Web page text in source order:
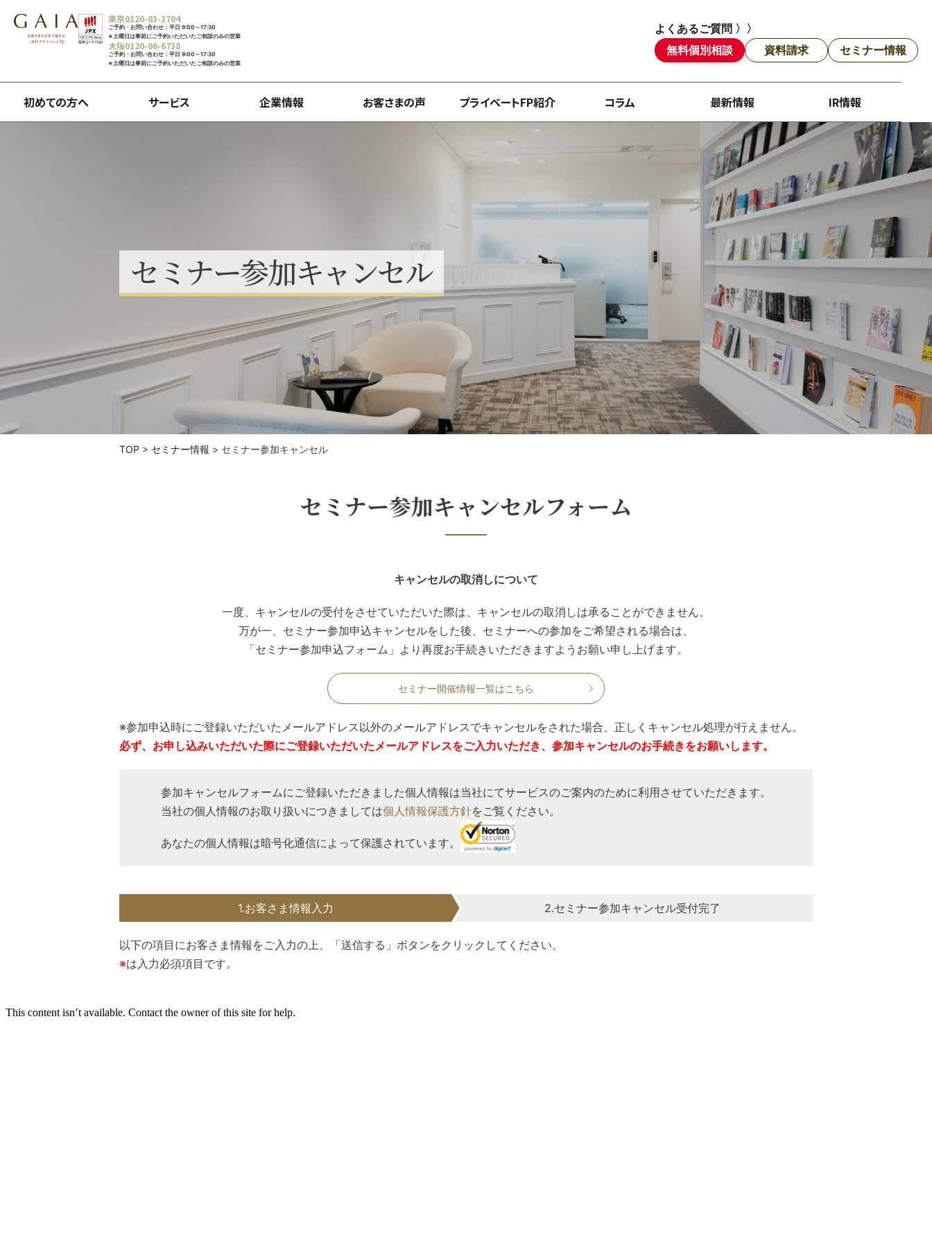
東京0120-03-3704
ご予約・お問い合わせ：平日 9:00～17:30
※土曜日は事前にご予約いただいたご相談のみの営業
大阪0120-06-6738
ご予約・お問い合わせ：平日 9:00～17:30
※土曜日は事前にご予約いただいたご相談のみの営業
よくあるご質問 〉〉
無料個別相談
資料請求 セミナー情報
初めての方へ サービス 企業情報 お客さまの声 プライベートFP紹介 コラム 最新情報 IR情報
セ ミ ナー参加キャ ンセル
TOP > セミナー情報 > セミナー参加キャンセル
セミナー参加キャンセルフォーム
キャンセルの取消しについて
一度、キャンセルの受付をさせていただいた際は、キャンセルの取消しは承ることができません。
万が一、セミナー参加申込キャンセルをした後、セミナーへの参加をご希望される場合は、
「セミナー参加申込フォーム」より再度お手続きいただきますようお願い申し上げます。
セミナー開催情報一覧はこちら
※参加申込時にご登録いただいたメールアドレス以外のメールアドレスでキャンセルをされた場合、正しくキャンセル処理が行えません。
必ず、お申し込みいただいた際にご登録いただいたメールアドレスをご入力いただき、参加キャンセルのお手続きをお願いします。
参加キャンセルフォームにご登録いただきました個人情報は当社にてサービスのご案内のために利用させていただきます。
当社の個人情報のお取り扱いにつきましては個人情報保護方針をご覧ください。
あなたの個人情報は暗号化通信によって保護されています。
1.お客さま情報入力 2.セミナー参加キャンセル受付完了
以下の項目にお客さま情報をご入力の上、「送信する」ボタンをクリックしてください。
※は入力必須項目です。